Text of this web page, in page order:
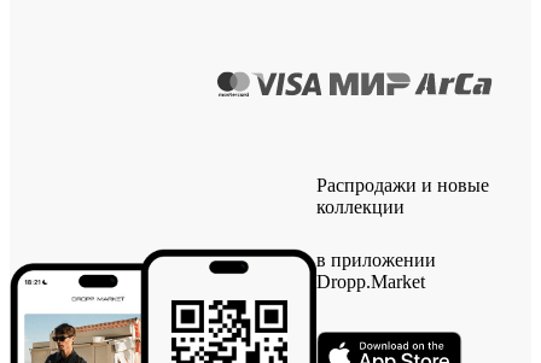
Распродажи и новые
коллекции
в приложении
Dropp.Market